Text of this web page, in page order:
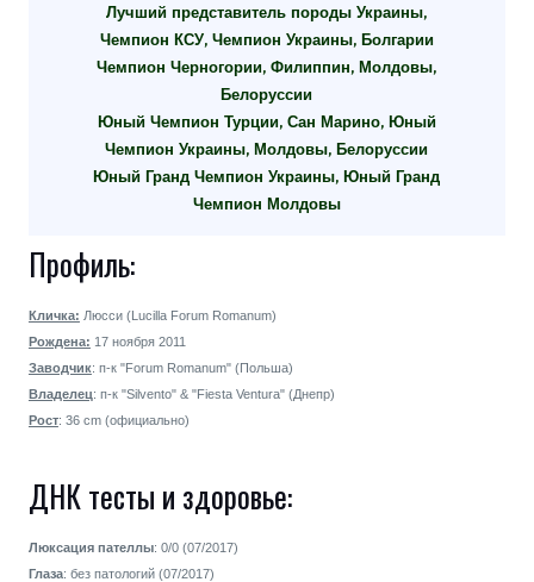
Лучший представитель породы Украины,
Чемпион КСУ, Чемпион Украины, Болгарии
Чемпион Черногории, Филиппин, Молдовы,
Белоруссии
Юный Чемпион Турции, Сан Марино, Юный
Чемпион Украины, Молдовы, Белоруссии
Юный Гранд Чемпион Украины,Юный Гранд
Чемпион Молдовы
Профиль:
Кличка: Люcси (Lucilla Forum Romanum)
Рождена: 17 ноября 2011
Заводчик: п-к "Forum Romanum" (Польша)
Владелец: п-к "Silvento" & "Fiesta Ventura" (Днепр)
Рост: 36 cm (официально)
ДНК тесты и здоровье:
Люксация пателлы: 0/0 (07/2017)
Глаза: без патологий (07/2017)